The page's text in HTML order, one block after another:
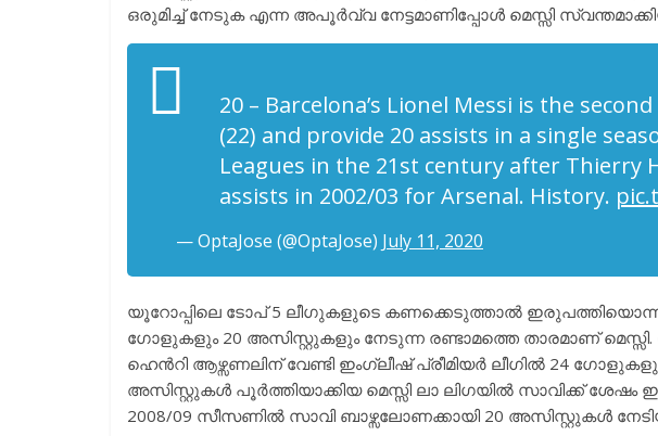
ഒരുമിച്ച് നേടുക എന്ന അപൂർവ്വ നേട്ടമാണിപ്പോൾ മെസ്സി
20 – Barcelona’s Lionel Messi is the
(22) and provide 20 assists in a single
Leagues in the 21st century after Thierry
assists in 2002/03 for Arsenal. History.
— OptaJose (@OptaJose) July 11, 2020
യൂറോപ്പിലെ ടോപ് 5 ലീഗുകളുടെ കണക്കെടുത്താൽ
ഗോളുകളും 20 അസിസ്റ്റുകളും നേടുന്ന രണ്ടാമത്തെ താരമാണ്
ഹെൻറി ആഴ്സണലിന് വേണ്ടി ഇംഗ്ലീഷ് പ്രീമിയർ ലീഗിൽ 24 ഗോളുകളും
അസിസ്റ്റുകൾ പൂർത്തിയാക്കിയ മെസ്സി ലാ ലിഗയിൽ സാവിക്ക്
2008/09 സീസണിൽ സാവി ബാഴ്സലോണക്കായി 20 അസിസ്റ്റുകൾ